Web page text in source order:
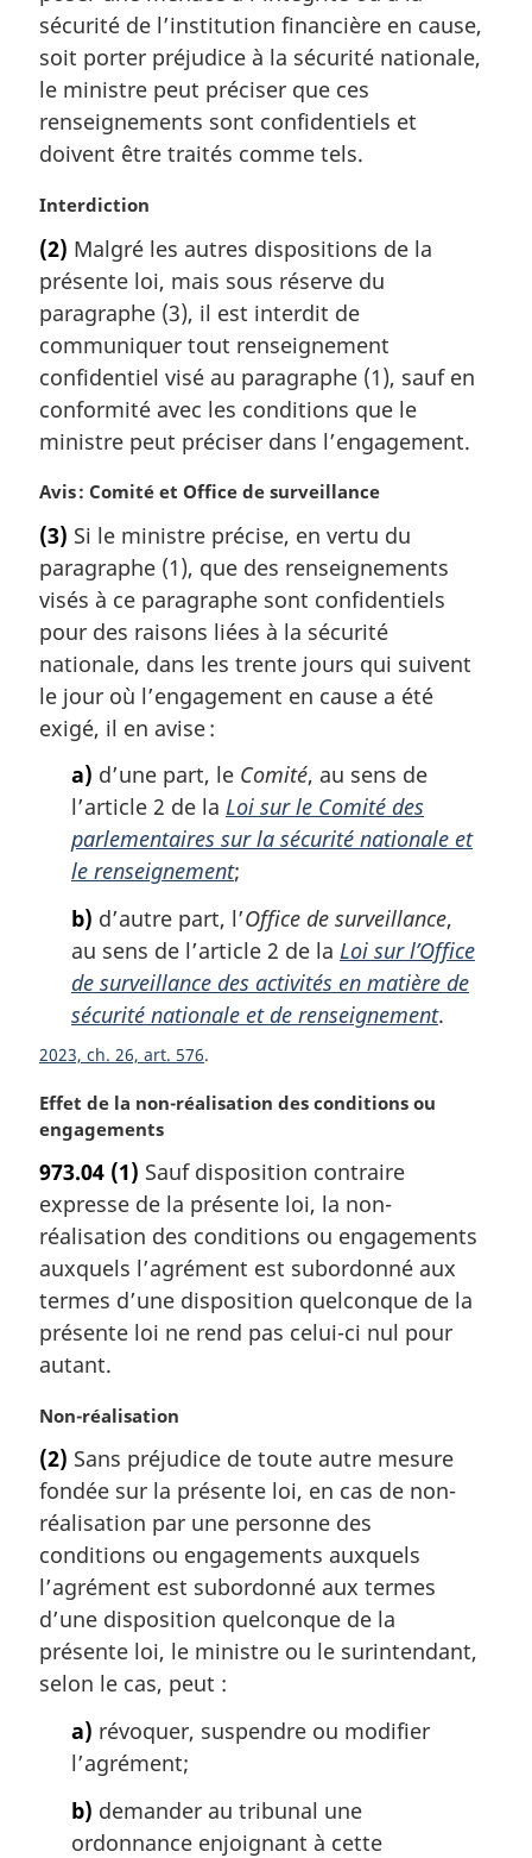
a
e
:
sécurité de l’institution financière en cause,
soit porter préjudice à la sécurité nationale,
le ministre peut préciser que ces
renseignements sont confidentiels et
doivent être traités comme tels.
N
t
e
m
r
g
i
n
l
:
Interdiction
(2) Malgré les autres dispositions de la
présente loi, mais sous réserve du
paragraphe (3), il est interdit de
communiquer tout renseignement
confidentiel visé au paragraphe (1), sauf en
conformité avec les conditions que le
ministre peut préciser dans l’engagement.
N
t
e
m
a
r
g
i
n
Avis : Comité et Office de surveillance
(3) Si le ministre précise, en vertu du
paragraphe (1), que des renseignements
visés à ce paragraphe sont confidentiels
pour des raisons liées à la sécurité
nationale, dans les trente jours qui suivent
le jour où l’engagement en cause a été
exigé, il en avise :
a) d’une part, le Comité, au sens de
l’article 2 de la Loi sur le Comité des
parlementaires sur la sécurité nationale et
le renseignement;
b) d’autre part, l’Office de surveillance,
au sens de l’article 2 de la Loi sur l’Office
de surveillance des activités en matière de
sécurité nationale et de renseignement.
2023, ch. 26, art. 576
N
o
e
m
a
r
i
n
a
e
Effet de la non-réalisation des conditions ou
engagements
973.04 (1) Sauf disposition contraire
expresse de la présente loi, la non-
réalisation des conditions ou engagements
auxquels l’agrément est subordonné aux
termes d’une disposition quelconque de la
présente loi ne rend pas celui-ci nul pour
autant.
N
t
e
m
a
g
i
n
a
Non-réalisation
(2) Sans préjudice de toute autre mesure
fondée sur la présente loi, en cas de non-
réalisation par une personne des
conditions ou engagements auxquels
l’agrément est subordonné aux termes
d’une disposition quelconque de la
présente loi, le ministre ou le surintendant,
selon le cas, peut :
a) révoquer, suspendre ou modifier
l’agrément;
b) demander au tribunal une
ordonnance enjoignant à cette